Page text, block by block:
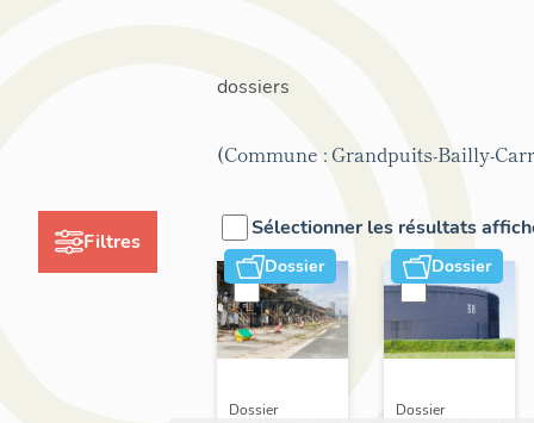
Filtres
dossiers
(Commune : Grandpuits-Bailly-
Sélectionner les résultats
Dossier
Dossier
Dossier
Dossier